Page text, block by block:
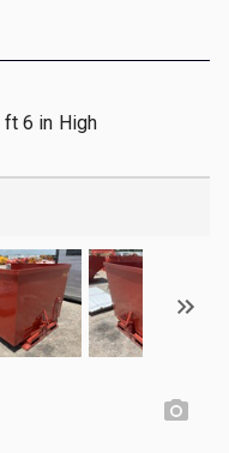
6 in High